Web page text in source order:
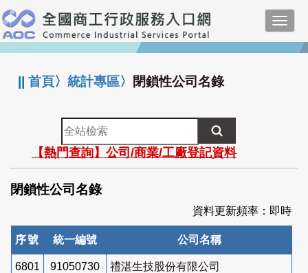
跳
到
主
要
:::
||首頁〉統計專區〉 閉鎖性公司名錄
全
站
檢
索
【熱門查詢】公司/商業/工廠登記資料
閉鎖性公司名錄
資料更新頻率：即時
序號 統一編號 公司名稱
6801 91050730 禮湛生技股份有限公司